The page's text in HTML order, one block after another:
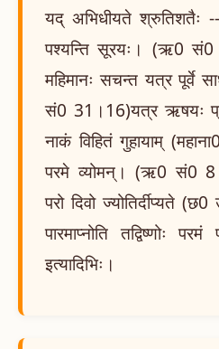
यद् अभिधीयते श्रुतिशतैः --
पश्यन्ति सूरयः। (ऋ0
महिमानः सचन्त यत्र पूर्वे
सं0 31।16)यत्र ऋषयः
नाकं विहितं गुहायाम्
परमे व्योमन्। (ऋ0 सं0
परो दिवो ज्योतिर्दीप्यते
पारमाप्नोति
इत्यादिभिः।